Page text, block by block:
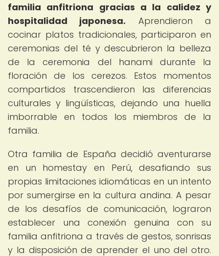
familia anfitriona gracias a la calidez y
hospitalidad japonesa. Aprendieron a
cocinar platos tradicionales, participaron en
ceremonias del té y descubrieron la belleza
de la ceremonia del hanami durante la
floración de los cerezos. Estos momentos
compartidos trascendieron las diferencias
culturales y lingüísticas, dejando una huella
imborrable en todos los miembros de la
familia.
Otra familia de España decidió aventurarse
en un homestay en Perú, desafiando sus
propias limitaciones idiomáticas en un intento
por sumergirse en la cultura andina. A pesar
de los desafíos de comunicación, lograron
establecer una conexión genuina con su
familia anfitriona a través de gestos, sonrisas
y la disposición de aprender el uno del otro.